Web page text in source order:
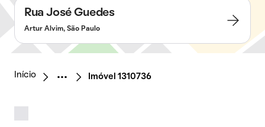
Rua José Guedes
Artur Alvim, São Paulo
Início Imóvel 1310736